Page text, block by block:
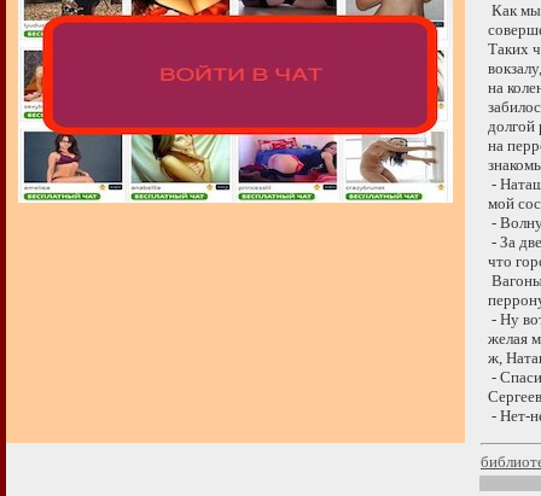
Как мы
Таких
на
долгой
на
-
мой
-
- За
что
- Ну
желая
ж,
-
- Нет-